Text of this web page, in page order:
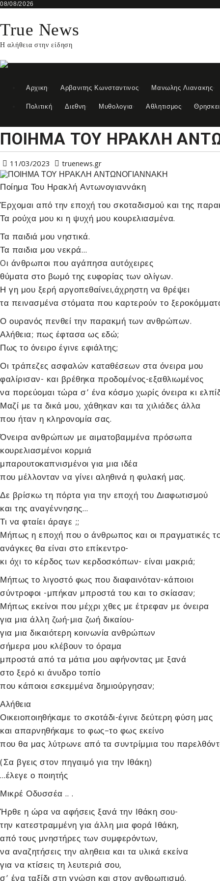
Skip
content
08/08/2026
True News
Η αλήθεια στην είδηση
Αρχικη Αρβανιτης Κωνσταντινος
Μανωλης Λιανακης
Πολιτική
Διεθνη Μυθολογια Αθλητισμος
ΠΟΙΗΜΑ ΤΟΥ ΗΡΑΚΛΗ
11/03/2023 truenews.gr
Ποίημα Του Ηρακλή Αντωνογιαννάκη
Έρχομαι από την εποχή του σκοταδισμού και της
Τα ρούχα μου κι η ψυχή μου κουρελιασμένα.
Τα παιδιά μου νηστικά.
Τα παιδια μου νεκρά…
Oι άνθρωποι που αγάπησα αυτόχειρες
θύματα στο βωμό της ευφορίας των ολίγων.
Η γη μου ξερή αργοπεθαίνει,άχρηστη να θρέψει
τα πεινασμένα στόματα που καρτερούν το
Ο ουρανός πενθεί την παρακμή των ανθρώπων.
Αλήθεια; πως έφτασα ως εδώ;
Πως το όνειρο έγινε εφιάλτης;
Οι τράπεζες ασφαλών καταθέσεων στα όνειρα μου
φαλίρισαν- και βρέθηκα προδομένος-εξαθλιωμένος
να πορεύομαι τώρα σ’ ένα κόσμο χωρίς όνειρα κι
Μαζί με τα δικά μου, χάθηκαν και τα χιλιάδες άλλα
που ήταν η κληρονομία σας.
Όνειρα ανθρώπων με αιματοβαμμένα πρόσωπα
κουρελιασμένοι κορμιά
μπαρουτοκαπνισμένοι για μια ιδέα
που μέλλονταν να γίνει αληθινά η φυλακή μας.
Δε βρίσκω τη πόρτα για την εποχή του Διαφωτισμού
και της αναγέννησης…
Τι να φταίει άραγε ;;
Μήπως η εποχή που ο άνθρωπος και οι πραγματικές
ανάγκες θα είναι στο επίκεντρο-
κι όχι το κέρδος των κερδοσκόπων- είναι μακριά;
Μήπως το λιγοστό φως που διαφαινόταν-κάποιοι
σύντροφοι -μπήκαν μπροστά του και το σκίασαν;
Μήπως εκείνοι που μέχρι χθες με έτρεφαν με όνειρα
για μια άλλη ζωή-μια ζωή δικαίου-
για μια δικαιότερη κοινωνία ανθρώπων
σήμερα μου κλέβουν το όραμα
μπροστά από τα μάτια μου αφήνοντας με ξανά
στο ξερό κι άνυδρο τοπίο
που κάποιοι εσκεμμένα δημιούργησαν;
Αλήθεια
Οικειοποιηθήκαμε το σκοτάδι-έγινε δεύτερη φύση μας
και απαρνηθήκαμε το φως–το φως εκείνο
που θα μας λύτρωνε από τα συντρίμμια του
(Σα βγεις στον πηγαιμό για την Ιθάκη)
…έλεγε ο ποιητής
Μικρέ Οδυσσέα .. .
Ήρθε η ώρα να αφήσεις ξανά την Ιθάκη σου-
την κατεστραμμένη για άλλη μια φορά Ιθάκη,
από τους μνηστήρες των συμφερόντων,
να αναζητήσεις την αληθεια και τα υλικά εκείνα
για να κτίσεις τη λευτεριά σου,